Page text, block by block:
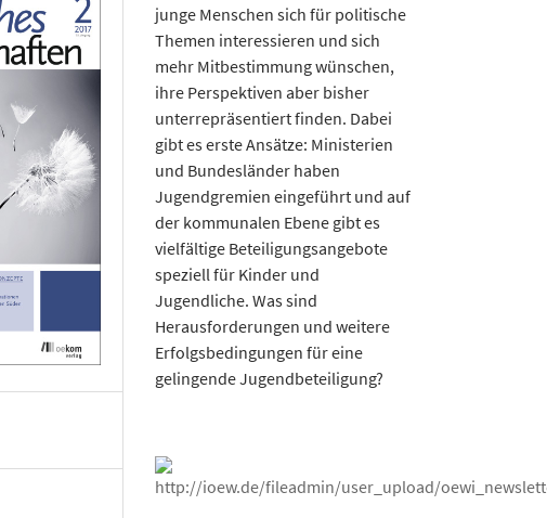
junge Menschen sich für politische
Themen interessieren und sich
mehr Mitbestimmung wünschen,
ihre Perspektiven aber bisher
unterrepräsentiert finden. Dabei
gibt es erste Ansätze: Ministerien
und Bundesländer haben
Jugendgremien eingeführt und auf
der kommunalen Ebene gibt es
vielfältige Beteiligungsangebote
speziell für Kinder und
Jugendliche. Was sind
Herausforderungen und weitere
Erfolgsbedingungen für eine
gelingende Jugendbeteiligung?